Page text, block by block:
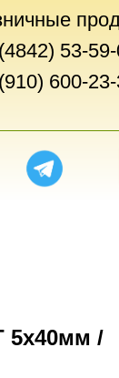
53-
600-
/